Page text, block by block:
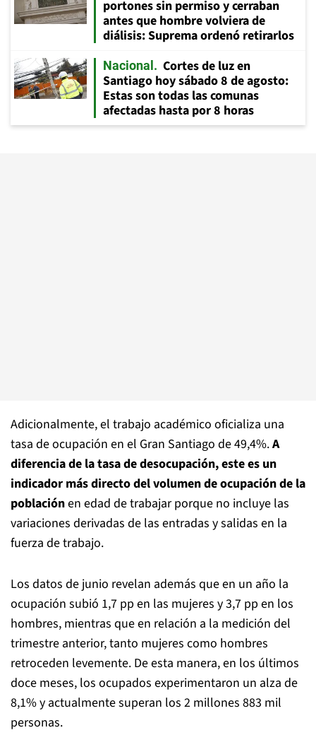
portones sin permiso y cerraban
antes que hombre volviera de
diálisis: Suprema ordenó retirarlos
Nacional
Cortes de luz en
Santiago hoy sábado 8 de agosto:
Estas son todas las comunas
afectadas hasta por 8 horas
Adicionalmente, el trabajo académico oficializa una
tasa de ocupación en el Gran Santiago de 49,4%.A
diferencia de la tasa de desocupación, este es un
indicador más directo del volumen de ocupación de la
poblaciónen edad de trabajar porque no incluye las
variaciones derivadas de las entradas y salidas en la
fuerza de trabajo.
Los datos de junio revelan además que en un año la
ocupación subió 1,7 pp en las mujeres y 3,7 pp en los
hombres, mientras que en relación a la medición del
trimestre anterior, tanto mujeres como hombres
retroceden levemente. De esta manera, en los últimos
doce meses, los ocupados experimentaron un alza de
8,1% y actualmente superan los 2 millones 883 mil
personas.